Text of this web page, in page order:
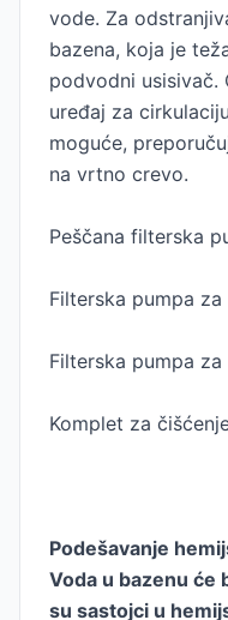
vode. Za
bazena, koja je
podvodni usisivač.
uređaj za
moguće,
na vrtno crevo.
Peščana filterska
Filterska pumpa
Filterska pumpa
Komplet za
Podešavanje
Voda u bazenu će
su sastojci u